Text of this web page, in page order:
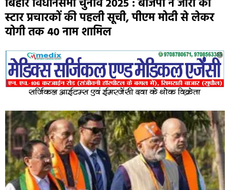
बिहार विधानसभा चुनाव 2025 : बीजेपी ने जारी की
स्टार प्रचारकों की पहली सूची, पीएम मोदी से लेकर
योगी तक 40 नाम शामिल